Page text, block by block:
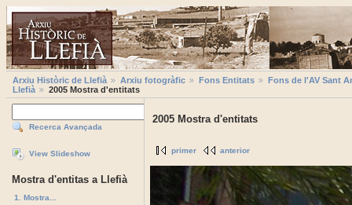
Arxiu Històric de Llefià Arxiu fotogràfic Fons Entitats
Fons de l'AV Sant
Llefià
2005 Mostra d'entitats
Recerca Avançada
View Slideshow
Mostra d'entitas a Llefià
1. Mostra...
2005 Mostra d'entitats
primer anterior